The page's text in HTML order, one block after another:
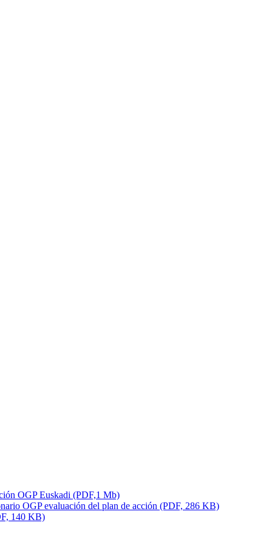
OGP Euskadi (PDF,1 Mb)
OGP evaluación del plan de acción (PDF, 286 KB)
140 KB)